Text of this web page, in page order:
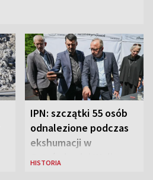
IPN: szczątki 55 osób
odnalezione podczas
ekshumacji w
Ostrówkach i Woli
HISTORIA